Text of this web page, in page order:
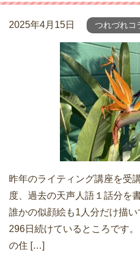
2025年4月15日 つれづれコ
昨年のライティング講座を受
度、過去の天声人語１話分を
誰かの似顔絵も1人分だけ描
296日続けているところです
の住 […]